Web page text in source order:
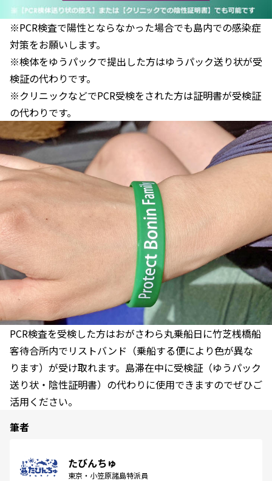
※PCR検査で陽性とならなかった場合でも島内での感染症
対策をお願いします。
※検体をゆうパックで提出した方はゆうパック送り状が受
検証の代わりです。
※クリニックなどでPCR受検をされた方は証明書が受検証
の代わりです。
PCR検査を受検した方はおがさわら丸乗船日に竹芝桟橋船
客待合所内でリストバンド（乗船する便により色が異な
ります）が受け取れます。島滞在中に受検証（ゆうパック
送り状・陰性証明書）の代わりに使用できますのでぜひご
活用ください。
筆者
たびんちゅ
東京・小笠原諸島特派員